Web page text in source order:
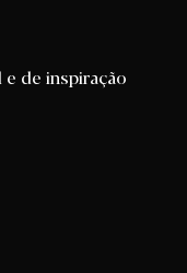
de inspiração